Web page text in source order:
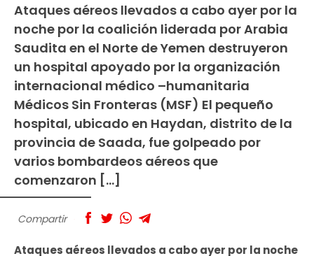
Ataques aéreos llevados a cabo ayer por la
noche por la coalición liderada por Arabia
Saudita en el Norte de Yemen destruyeron
un hospital apoyado por la organización
internacional médico –humanitaria
Médicos Sin Fronteras (MSF) El pequeño
hospital, ubicado en Haydan, distrito de la
provincia de Saada, fue golpeado por
varios bombardeos aéreos que
comenzaron […]
Compartir
Ataques aéreos llevados a cabo ayer por la noche